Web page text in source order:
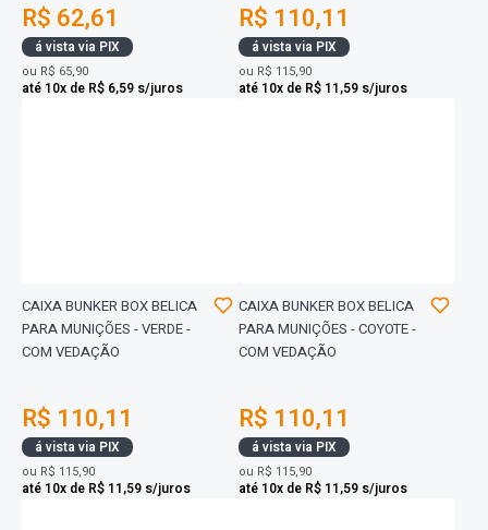
R$ 62,61
á vista via PIX
ou R$ 65,90
até 10x de R$ 6,59 s/juros
R$ 110,11
á vista via PIX
ou R$ 115,90
até 10x de R$ 11,59 s/juros
CAIXA BUNKER BOX BELICA
PARA MUNIÇÕES - VERDE -
COM VEDAÇÃO
R$ 110,11
á vista via PIX
ou R$ 115,90
até 10x de R$ 11,59 s/juros
CAIXA BUNKER BOX BELICA
PARA MUNIÇÕES - COYOTE -
COM VEDAÇÃO
R$ 110,11
á vista via PIX
ou R$ 115,90
até 10x de R$ 11,59 s/juros